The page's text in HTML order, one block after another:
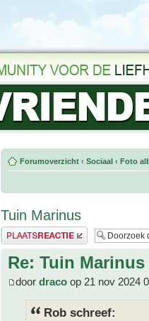
Forumoverzicht ‹ Sociaal ‹ Foto
Tuin Marinus
Plaats een reactie
Re: Tuin Marinus
door draco op 21 nov 2024
Rob schreef: